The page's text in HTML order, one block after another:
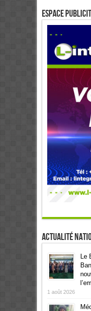
ESPACE
Actualité
1 août 2026